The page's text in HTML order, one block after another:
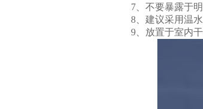
7、不要暴露于
8、建议采用温
9、放置于室内